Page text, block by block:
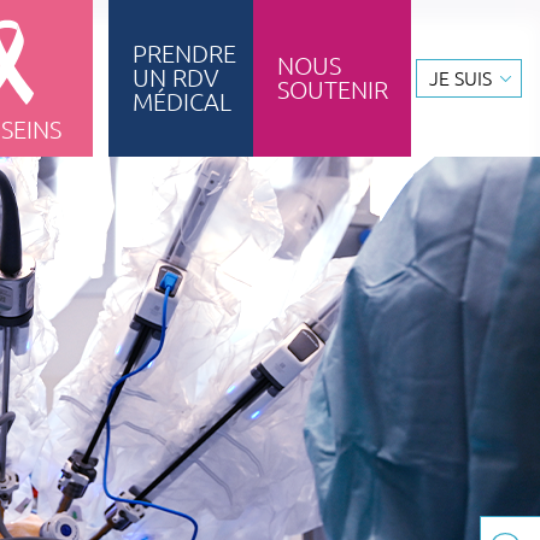
& formation
PRENDRE
UN RDV
MÉDICAL
NOUS
SOUTENIR
JE SUIS